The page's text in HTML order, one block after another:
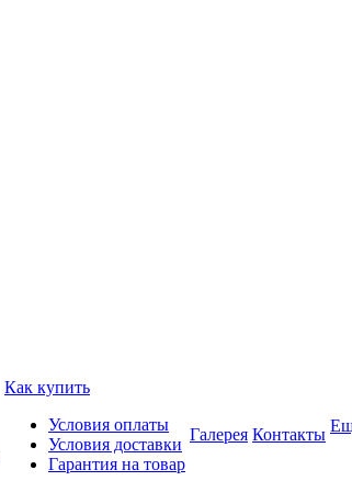
Как купить
Условия оплаты
Условия доставки
Гарантия на товар
Галерея Контакты